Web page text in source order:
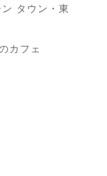
タウン・東
カフェ